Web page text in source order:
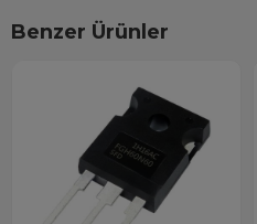
Benzer Ürünler